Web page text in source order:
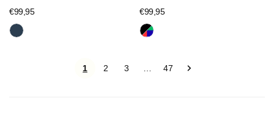
Regulärer
Preis
€99,95
Nachtblau
Regulärer
Preis
€99,95
Schwarz/Multicolor
1 2 3 … 47